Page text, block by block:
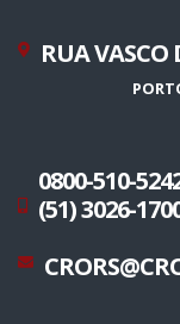
RUA VASCO
0800-510-
(51) 3026-